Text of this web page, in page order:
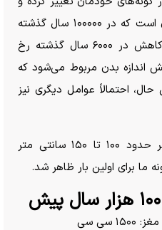
مغز ما اکنون کوچک‌ترین مغزی است که در ۱۰۰۰۰۰ سال گذشته
وجود داشته است. بیشتر این کاهش در ۶۰۰۰ سال گذشته رخ
اندازه بدن مربوط می‌شود که
حال، احتمالاً عوامل دیگری نیز
میانگین مغز ما در حال حاضر حدود ۱۰۰ تا ۱۵۰ سانتی متر
ما برای اولین بار ظاهر شد.